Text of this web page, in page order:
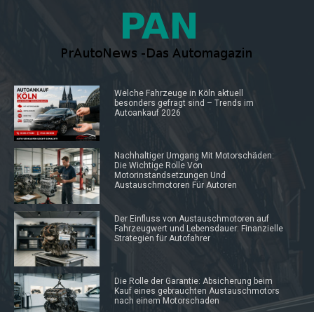
Welche Fahrzeuge in Köln aktuell
besonders gefragt sind – Trends im
Autoankauf 2026
Nachhaltiger Umgang Mit Motorschäden:
Die Wichtige Rolle Von
Motorinstandsetzungen Und
Austauschmotoren Für Autoren
Der Einfluss von Austauschmotoren auf
Fahrzeugwert und Lebensdauer: Finanzielle
Strategien für Autofahrer
Die Rolle der Garantie: Absicherung beim
Kauf eines gebrauchten Austauschmotors
nach einem Motorschaden